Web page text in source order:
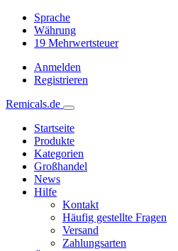
Sprache
Währung
19 Mehrwertsteuer
Anmelden
Registrieren
Remicals.de
Startseite
Produkte
Kategorien
Großhandel
News
Hilfe
Kontakt
Häufig gestellte Fragen
Versand
Zahlungsarten